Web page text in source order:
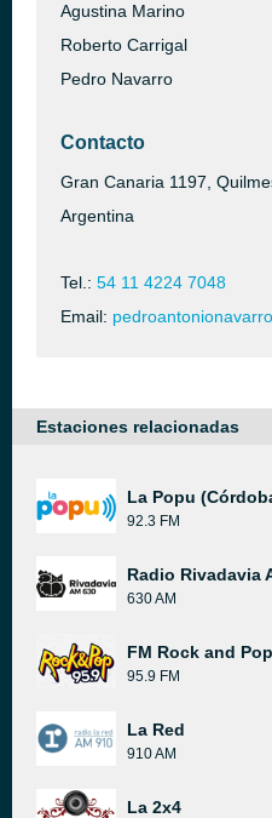
Agustina Marino
Roberto Carrigal
Pedro Navarro
Contacto
Gran Canaria 1197,
Argentina
Tel.: 54 11 4224 7048
Email:
Estaciones relacionadas
La Popu
92.3 FM
Radio Rivadavia
630 AM
FM Rock and
95.9 FM
La Red
910 AM
La 2x4